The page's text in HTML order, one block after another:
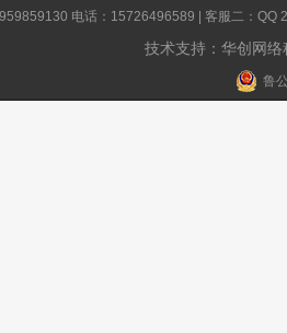
电话：15726496589 | 客服二：
技术支持：华创网
鲁